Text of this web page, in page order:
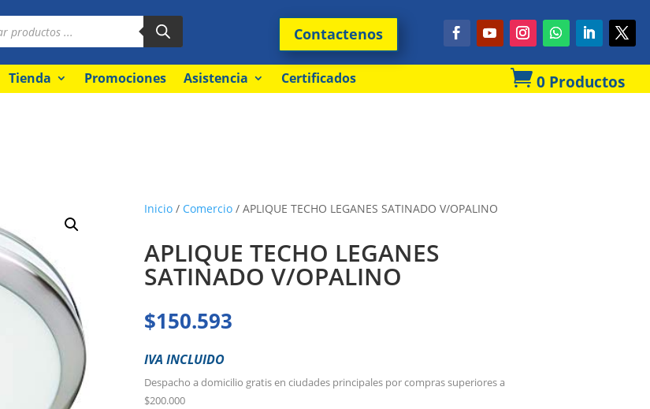
Contactenos
Tienda Promociones Asistencia Certificados  0 Productos
Inicio/ Comercio/ APLIQUE TECHO LEGANES SATINADO V/OPALINO
APLIQUE TECHO LEGANES
SATINADO V/OPALINO
$150.593
IVA INCLUIDO
Despacho a domicilio gratis en ciudades principales por compras superiores a
$200.000